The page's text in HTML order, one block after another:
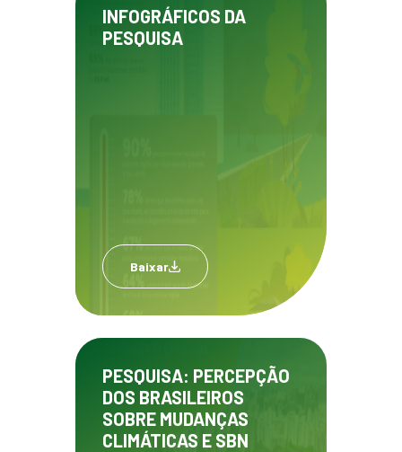
INFOGRÁFICOS DA
PESQUISA
Baixar
PESQUISA: PERCEPÇÃO
DOS BRASILEIROS
SOBRE MUDANÇAS
CLIMÁTICAS E SBN